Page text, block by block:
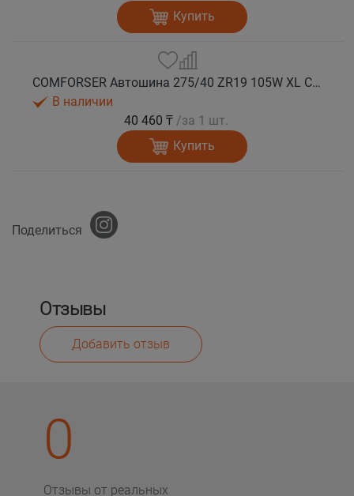
Купить
COMFORSER Автошина 275/40 ZR19 105W XL CF710 лето
В наличии
40 460 ₸ /за 1 шт.
Купить
Поделиться
Отзывы
Добавить отзыв
0
Отзывы от реальных